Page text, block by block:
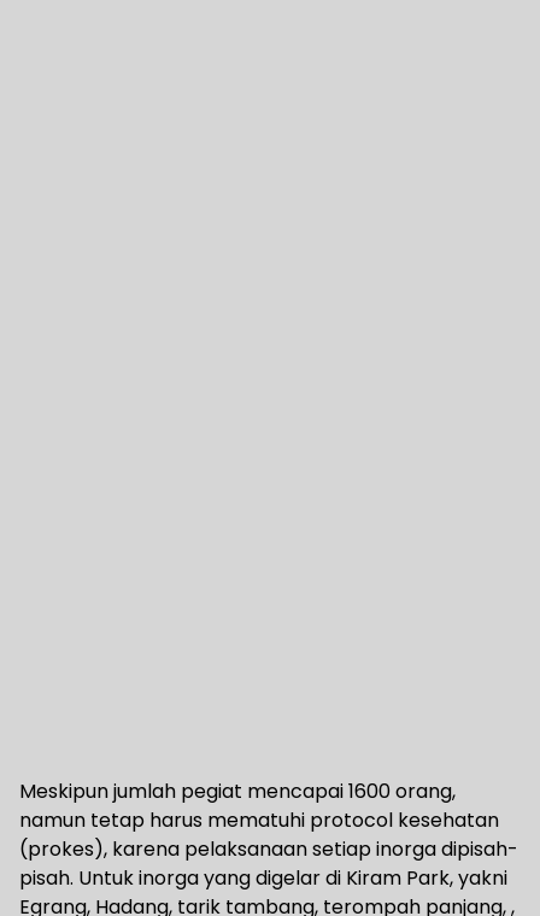
Meskipun jumlah pegiat mencapai 1600 orang,
namun tetap harus mematuhi protocol kesehatan
(prokes), karena pelaksanaan setiap inorga dipisah-
pisah. Untuk inorga yang digelar di Kiram Park, yakni
Egrang, Hadang, tarik tambang, terompah panjang, ,